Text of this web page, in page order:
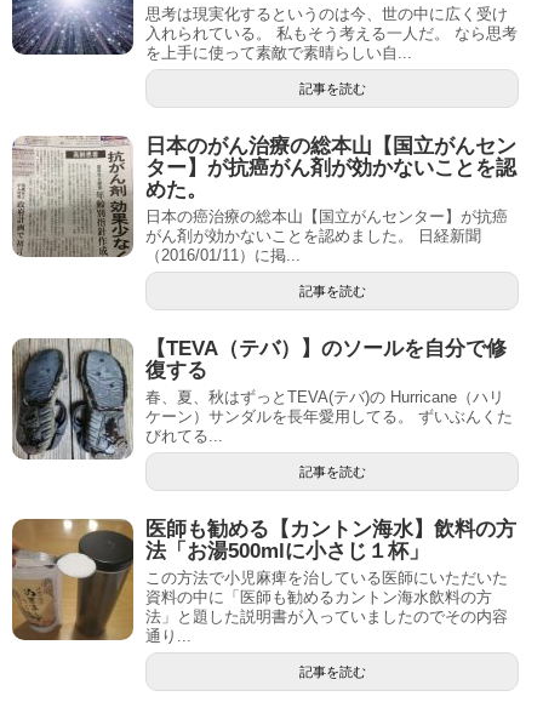
思考は現実化するというのは今、世の中に広く受け
入れられている。 私もそう考える一人だ。 なら思考
を上手に使って素敵で素晴らしい自...
記事を読む
日本のがん治療の総本山【国立がんセン
ター】が抗癌がん剤が効かないことを認
めた。
日本の癌治療の総本山【国立がんセンター】が抗癌
がん剤が効かないことを認めました。 日経新聞
（2016/01/11）に掲...
記事を読む
【TEVA（テバ）】のソールを自分で修
復する
春、夏、秋はずっとTEVA(テバ)の Hurricane（ハリ
ケーン）サンダルを長年愛用してる。 ずいぶんくた
びれてる...
記事を読む
医師も勧める【カントン海水】飲料の方
法「お湯500mlに小さじ１杯」
この方法で小児麻痺を治している医師にいただいた
資料の中に「医師も勧めるカントン海水飲料の方
法」と題した説明書が入っていましたのでその内容
通り...
記事を読む